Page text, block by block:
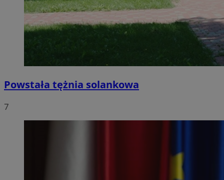
Powstała tężnia solankowa
7